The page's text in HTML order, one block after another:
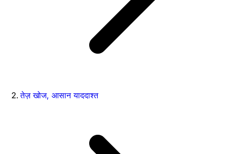
तेज़ खोज, आसान याददाश्त